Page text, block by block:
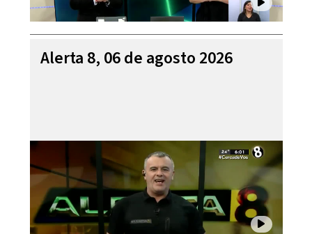
Alerta 8, 06 de agosto 2026